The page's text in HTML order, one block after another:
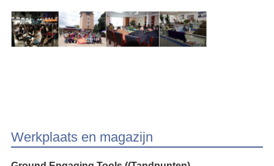
Werkplaats en magazijn